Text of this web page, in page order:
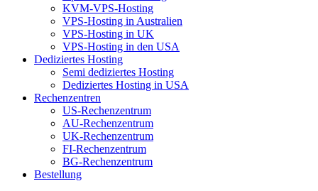
KVM-VPS-Hosting
VPS-Hosting in Australien
VPS-Hosting in UK
VPS-Hosting in den USA
Dediziertes Hosting
Semi dediziertes Hosting
Dediziertes Hosting in USA
Rechenzentren
US-Rechenzentrum
AU-Rechenzentrum
UK-Rechenzentrum
FI-Rechenzentrum
BG-Rechenzentrum
Bestellung